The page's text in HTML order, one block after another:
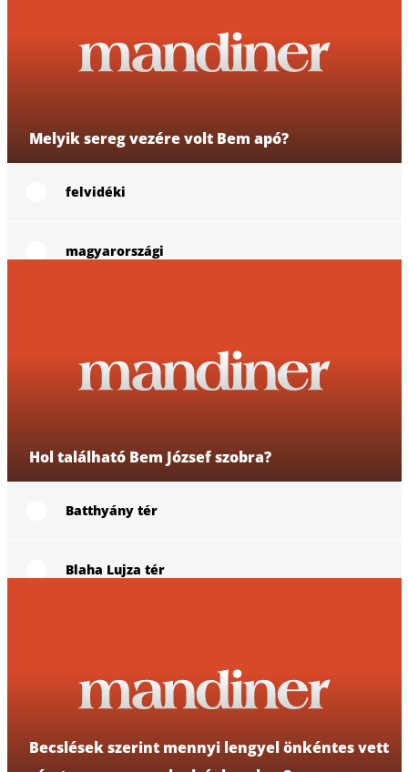
Tovább a cikkhez
Melyik sereg vezére volt Bem apó?
felvidéki
magyarországi
vajdasági
Hol található Bem József szobra?
Batthyány tér
Blaha Lujza tér
Széna tér
3. kérdés
Becslések szerint mennyi lengyel önkéntes vett